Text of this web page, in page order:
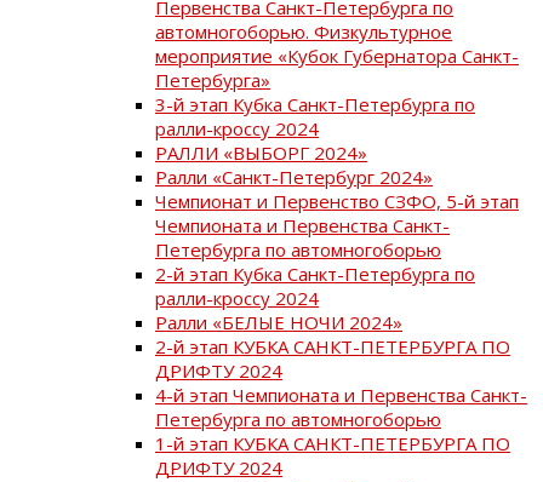
Первенства Санкт-Петербурга по
автомногоборью. Физкультурное
мероприятие «Кубок Губернатора Санкт-
Петербурга»
3-й этап Кубка Санкт-Петербурга по
ралли-кроссу 2024
РАЛЛИ «ВЫБОРГ 2024»
Ралли «Санкт-Петербург 2024»
Чемпионат и Первенство СЗФО, 5-й этап
Чемпионата и Первенства Санкт-
Петербурга по автомногоборью
2-й этап Кубка Санкт-Петербурга по
ралли-кроссу 2024
Ралли «БЕЛЫЕ НОЧИ 2024»
2-й этап КУБКА САНКТ-ПЕТЕРБУРГА ПО
ДРИФТУ 2024
4-й этап Чемпионата и Первенства Санкт-
Петербурга по автомногоборью
1-й этап КУБКА САНКТ-ПЕТЕРБУРГА ПО
ДРИФТУ 2024